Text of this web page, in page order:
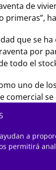
a
permitirá
de
primeras”,
que se
por
todo el
uno de
calidad
de